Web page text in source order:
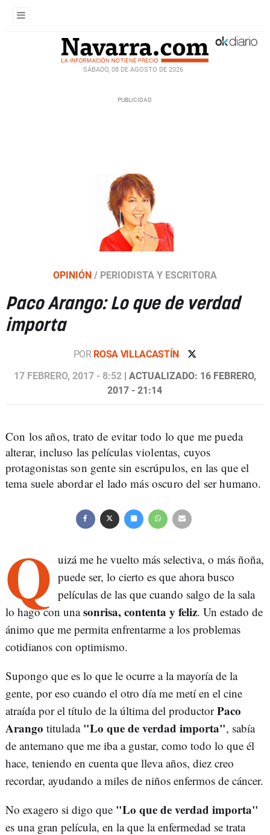
SÁBADO, 08 DE AGOSTO DE 2026
OPINIÓN / PERIODISTA Y ESCRITORA
Paco Arango: Lo que de verdad
importa
POR ROSA VILLACASTÍN
17 FEBRERO, 2017 - 8:52| ACTUALIZADO: 16 FEBRERO,
2017 - 21:14
Con los años, trato de evitar todo lo que me pueda
alterar, incluso las películas violentas, cuyos
protagonistas son gente sin escrúpulos, en las que el
tema suele abordar el lado más oscuro del ser humano.
Q uizá me he vuelto más selectiva, o más ñoña,
puede ser, lo cierto es que ahora busco
películas de las que cuando salgo de la sala
lo hago con unasonrisa, contenta y feliz. Un estado de
ánimo que me permita enfrentarme a los problemas
cotidianos con optimismo.
Supongo que es lo que le ocurre a la mayoría de la
gente, por eso cuando el otro día me metí en el cine
atraída por el título de la última del productorPaco
Arango titulada"Lo que de verdad importa", sabía
de antemano que me iba a gustar, como todo lo que él
hace, teniendo en cuenta que lleva años, diez creo
recordar, ayudando a miles de niños enfermos de cáncer.
No exagero si digo que "Lo que de verdad importa"
es una gran película, en la que la enfermedad se trata